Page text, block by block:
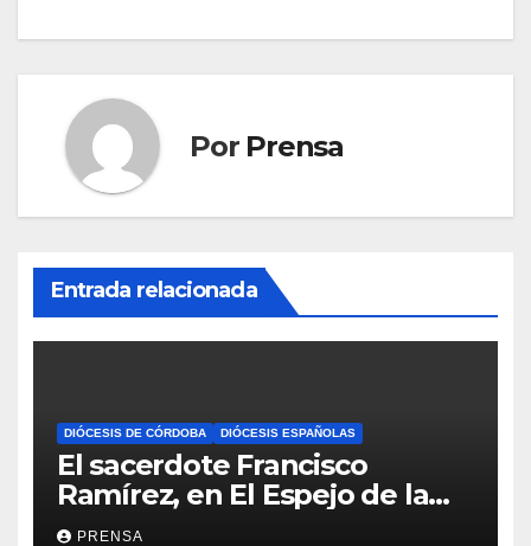
Por Prensa
Entrada relacionada
DIÓCESIS DE CÓRDOBA DIÓCESIS ESPAÑOLAS
El sacerdote Francisco
Ramírez, en El Espejo de la
Iglesia
PRENSA